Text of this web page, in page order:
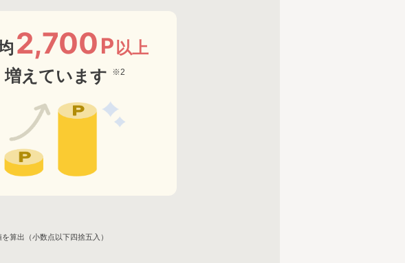
2,700P 以上
増えています
※2
算出（小数点以下四捨五入）